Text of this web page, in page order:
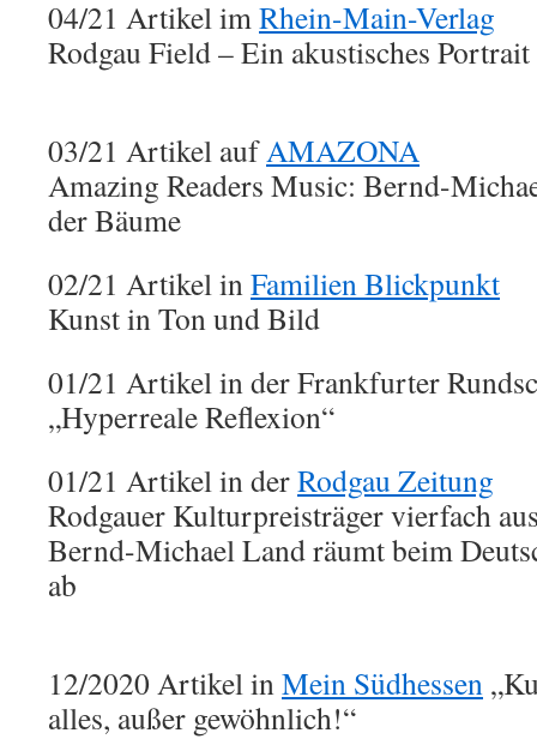
04/21 Artikel imRhein-Main-Verlag
Rodgau Field – Ein akustisches
03/21 Artikel aufAMAZONA
Amazing Readers Music: Bernd-
der Bäume
02/21 Artikel inFamilien Blickpunkt
Kunst in Ton und Bild
01/21 Artikel in der Frankfurter
„Hyperreale Reflexion“
01/21 Artikel in derRodgau Zeitung
Rodgauer Kulturpreisträger vierfach
Bernd-Michael Land räumt beim
ab
12/2020 Artikel inMein Südhessen
alles, außer gewöhnlich!“